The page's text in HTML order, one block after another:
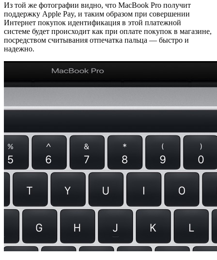
Из той же фотографии видно, что MacBook Pro получит
поддержку Apple Pay, и таким образом при совершении
Интернет покупок идентификация в этой платежной
системе будет происходит как при оплате покупок в магазине,
посредством считывания отпечатка пальца — быстро и
надежно.